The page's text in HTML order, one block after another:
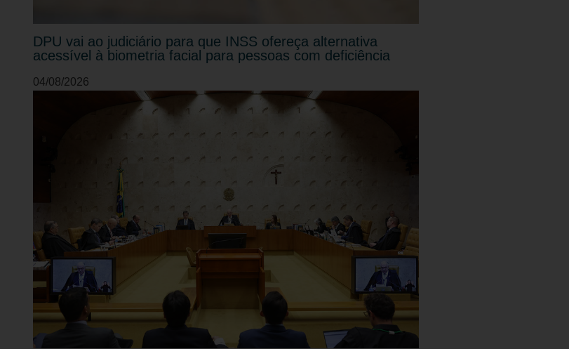
DPU vai ao judiciário para que INSS ofereça alternativa
acessível à biometria facial para pessoas com deficiência
04/08/2026